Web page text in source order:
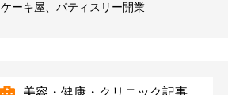
ケーキ屋、パティスリー開業
美容・健康・クリニック記事